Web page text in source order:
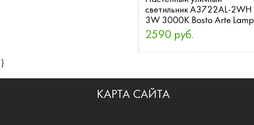
светильник A3722AL-2WH
3W 3000K Bosto Arte Lamp
2590 руб.
}
КАРТА САЙТА